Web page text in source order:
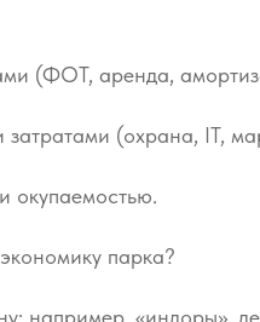
(ФОТ, аренда,
(охрана, IT,
окупаемостью.
парка?
например, «индоры»,